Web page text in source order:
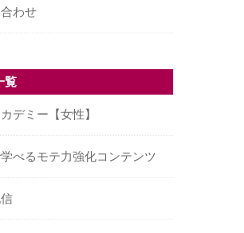
わせ
覧
デミー【女性】
べるモテ力強化コンテンツ